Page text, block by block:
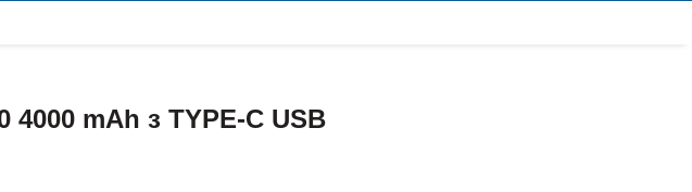
4000 mAh з TYPE-C USB